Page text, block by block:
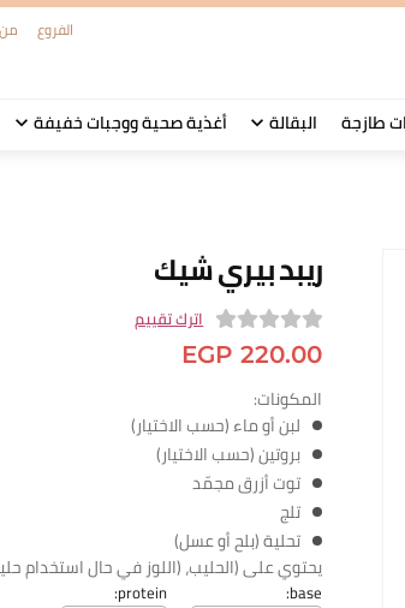
الفروع
طازجة البقالة أغذية صحية ووجبات خفيفة
ريبد بيري شيك
0
t
اترك تقييم
EGP 220.00
base:
protein:
المكونات:
لبن أو ماء (حسب الاختيار)
بروتين (حسب الاختيار)
توت أزرق مجمّد
تلج
تحلية (بلح أو عسل)
يحتوي على (الحليب، (اللوز في حال استخدام